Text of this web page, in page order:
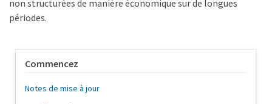
non structurées de manière économique sur de longues
périodes.
Commencez
Notes de mise à jour